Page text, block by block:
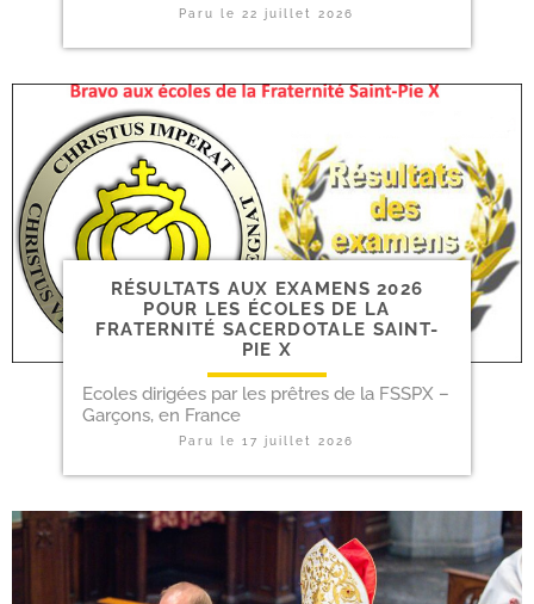
Paru le22 juillet 2026
RÉSULTATS AUX EXA­MENS 2026
POUR LES ÉCOLES DE LA
FRATERNITÉ SACERDOTALE SAINT-​
PIE X
Ecoles diri­gées par les prêtres de la FSSPX –
Garçons, en France
Paru le17 juillet 2026